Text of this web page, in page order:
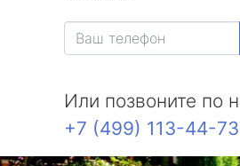
Или позвоните по
+7 (499) 113-44-73